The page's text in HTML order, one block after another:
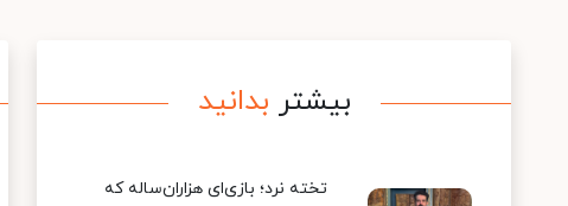
بیشتر بدانید
تخته نرد؛ بازی‌ای هزاران‌ساله که